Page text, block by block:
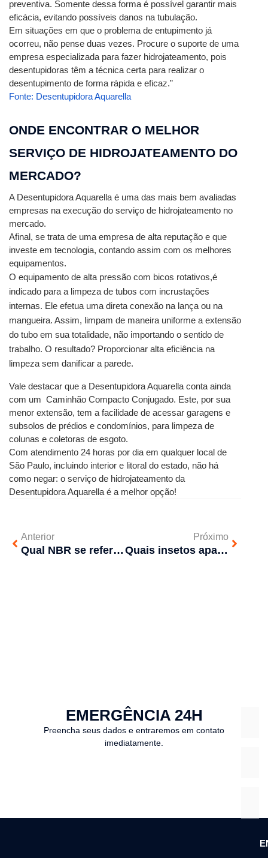
preventiva. Somente dessa forma é possível garantir mais
eficácia, evitando possíveis danos na tubulação.
Em situações em que o problema de entupimento já
ocorreu, não pense duas vezes. Procure o suporte de uma
empresa especializada para fazer hidrojateamento, pois
desentupidoras têm a técnica certa para realizar o
desentupimento de forma rápida e eficaz.”
Fonte: Desentupidora Aquarella
ONDE ENCONTRAR O MELHOR
SERVIÇO DE HIDROJATEAMENTO DO
MERCADO?
A Desentupidora Aquarella é uma das mais bem avaliadas
empresas na execução do serviço de hidrojateamento no
mercado.
Afinal, se trata de uma empresa de alta reputação e que
investe em tecnologia, contando assim com os melhores
equipamentos.
O equipamento de alta pressão com bicos rotativos,é
indicado para a limpeza de tubos com incrustações
internas. Ele efetua uma direta conexão na lança ou na
mangueira. Assim, limpam de maneira uniforme a extensão
do tubo em sua totalidade, não importando o sentido de
trabalho. O resultado? Proporcionar alta eficiência na
limpeza sem danificar a parede.
Vale destacar que a Desentupidora Aquarella conta ainda
com um  Caminhão Compacto Conjugado. Este, por sua
menor extensão, tem a facilidade de acessar garagens e
subsolos de prédios e condomínios, para limpeza de
colunas e coletoras de esgoto.
Com atendimento 24 horas por dia em qualquer local de
São Paulo, incluindo interior e litoral do estado, não há
como negar: o serviço de hidrojateamento da
Desentupidora Aquarella é a melhor opção!
Anterior
Qual NBR se refere a construção e Operação Correta de um Tanque Séptico
Próximo
Quais insetos aparecem no outono?
EMERGÊNCIA 24H
Preencha seus dados e entraremos em contato
imediatamente.